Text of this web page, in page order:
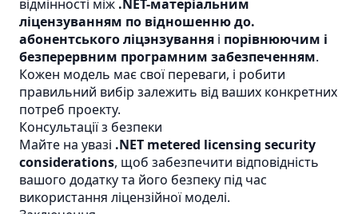
відмінності між .NET-матеріальним
ліцензуванням по відношенню до.
абонентського ліцэнзування і порівнюючим і
безперервним програмним забезпеченням.
Кожен модель має свої переваги, і робити
правильний вибір залежить від ваших конкретних
потреб проекту.
Консультації з безпеки
Майте на увазі .NET metered licensing security
considerations, щоб забезпечити відповідність
вашого додатку та його безпеку під час
використання ліцензійної моделі.